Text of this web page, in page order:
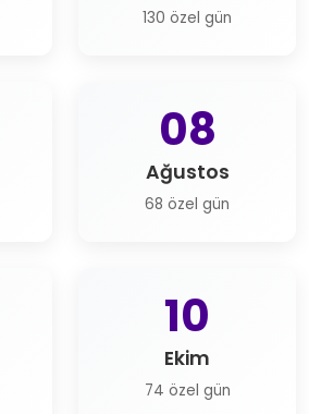
130 özel gün
08
Ağustos
68 özel gün
10
Ekim
74 özel gün